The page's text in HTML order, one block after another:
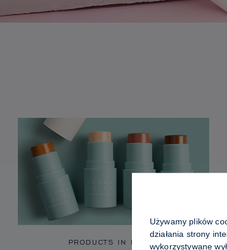
PRODUCTS IN FOCUS
Używamy plików
działania strony
wykorzystywane